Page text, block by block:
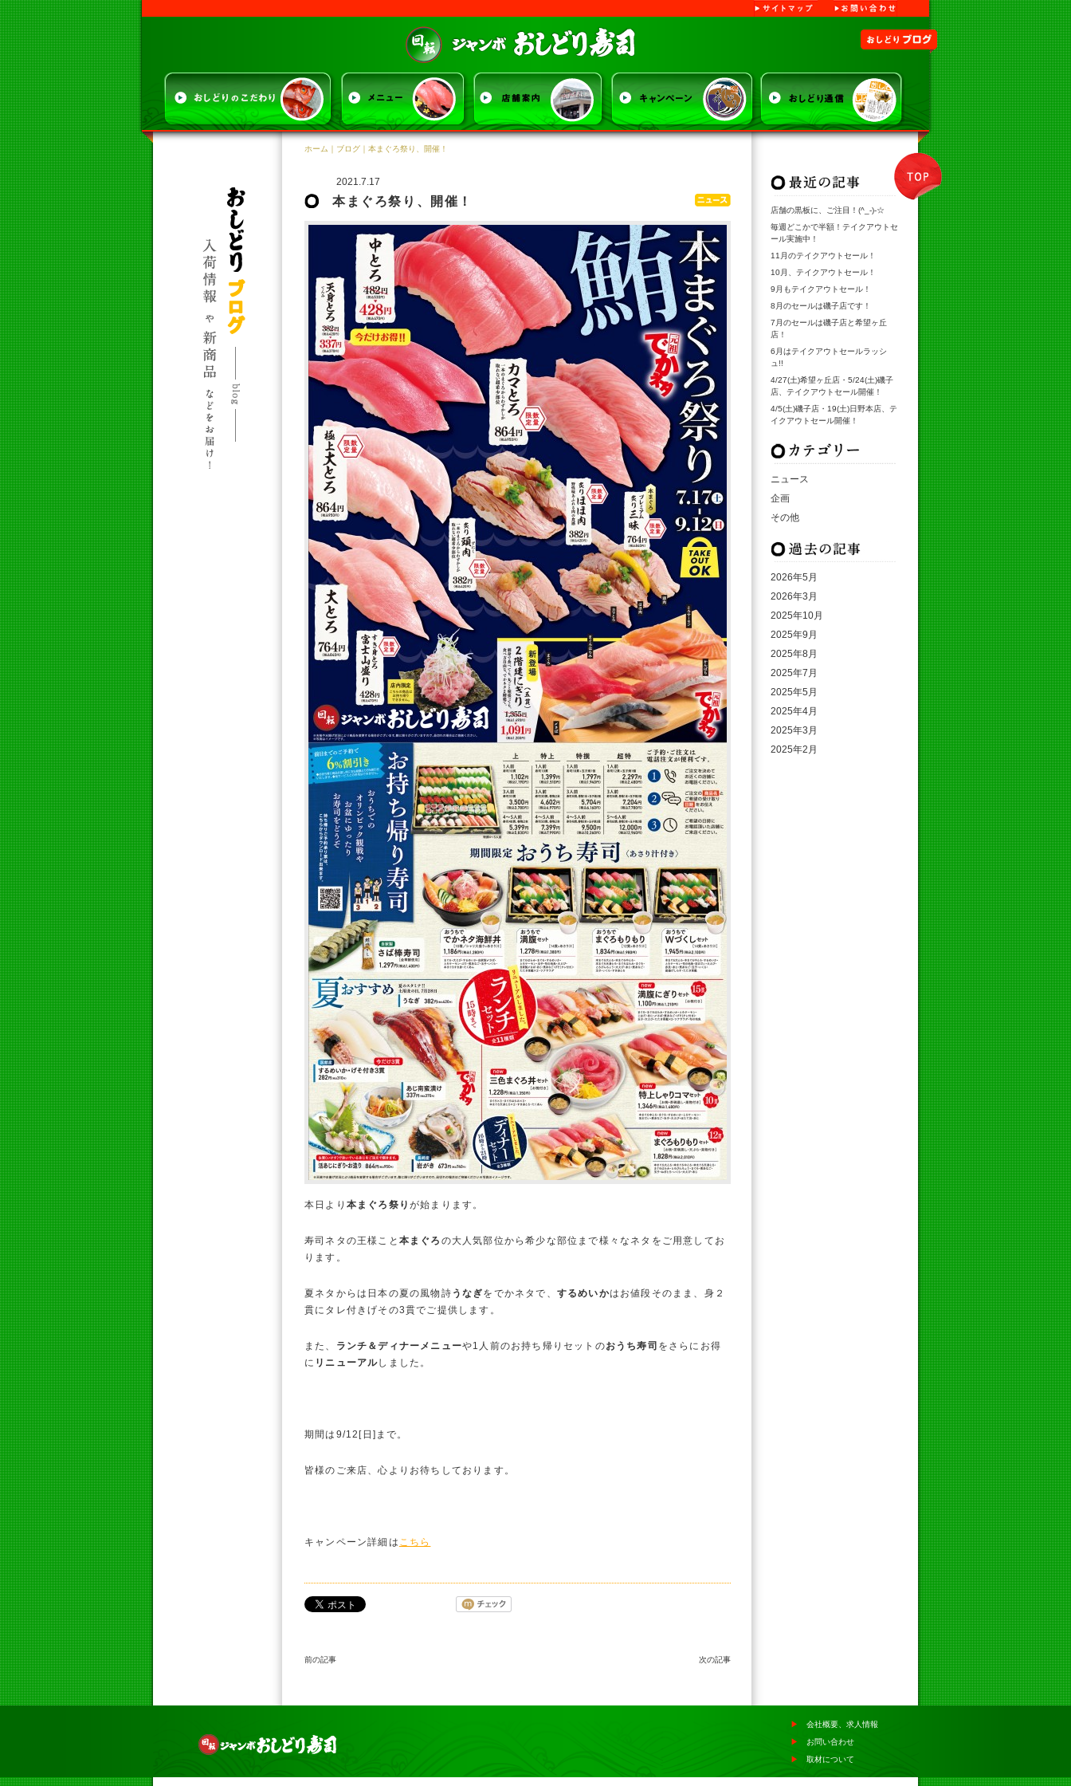
サイトマップ
お問い合わせ
おしどりブログ
ホーム ｜ ブログ ｜本まぐろ祭り、開催！
2021.7.17
本まぐろ祭り、開催！
本日より 本まぐろ祭りが始まります。
寿司ネタの王様こと 本まぐろ の大人気部位から希少な部位まで様々なネタをご用意してお
ります。
夏ネタからは日本の夏の風物詩 うなぎをでかネタで、 するめいかはお値段そのまま、身２
貫にタレ付きげその3貫でご提供します。
また、 ランチ＆ディナーメニューや1人前のお持ち帰りセットのおうち寿司 をさらにお得
に リニューアルしました。
期間は9/12[日]まで。
皆様のご来店、心よりお待ちしております。
キャンペーン詳細は こちら
前の記事 次の記事
最新記事
店舗の黒板に、ご注目！(^_-)-☆
毎週どこかで半額！テイクアウトセ
ール実施中！
11月のテイクアウトセール！
10月、テイクアウトセール！
9月もテイクアウトセール！
8月のセールは磯子店です！
7月のセールは磯子店と希望ヶ丘
店！
6月はテイクアウトセールラッシ
ュ!!
4/27(土)希望ヶ丘店・5/24(土)磯子
店、テイクアウトセール開催！
4/5(土)磯子店・19(土)日野本店、テ
イクアウトセール開催！
カテゴリ
ニュース
企画
その他
月別アーカイブ
2026年5月
2026年3月
2025年10月
2025年9月
2025年8月
2025年7月
2025年5月
2025年4月
2025年3月
2025年2月
▶
会社概要、求人情報
▶
お問い合わせ
▶
取材について
TOP